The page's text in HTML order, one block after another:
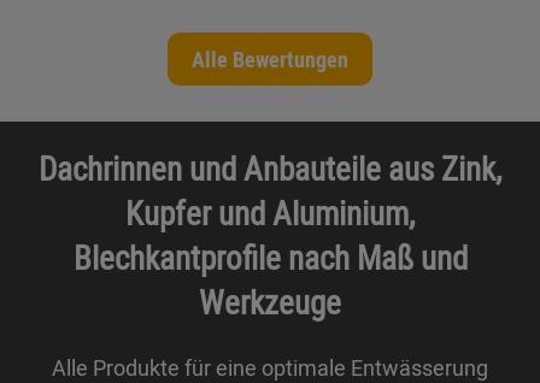
Alle Bewertungen
Dachrinnen und Anbauteile aus Zink,
Kupfer und Aluminium,
Blechkantprofile nach Maß und
Werkzeuge
Alle Produkte für eine optimale Entwässerung